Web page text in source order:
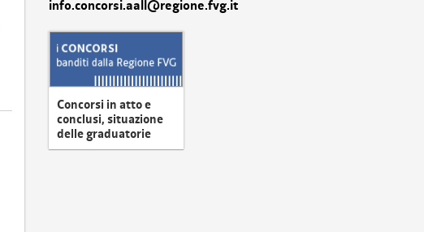
info.concorsi.aall@regione.fvg.it
Concorsi in atto e
conclusi, situazione
delle graduatorie